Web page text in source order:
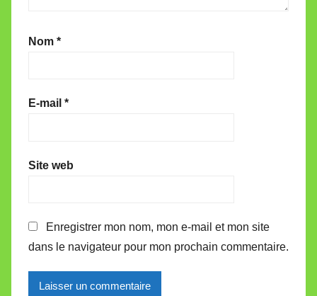
Nom *
E-mail *
Site web
Enregistrer mon nom, mon e-mail et mon site
dans le navigateur pour mon prochain commentaire.